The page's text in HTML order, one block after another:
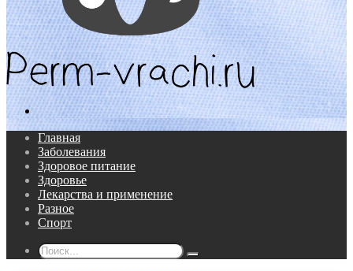
Поиск...
Главная
Заболевания
Здоровое питание
Здоровье
Лекарства и применение
Разное
Спорт
Поиск...